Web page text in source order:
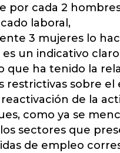
por cada 2
laboral,
3 mujeres lo
es un indicativo claro
que ha tenido la
restrictivas sobre el
de la
como ya se
sectores que
de empleo